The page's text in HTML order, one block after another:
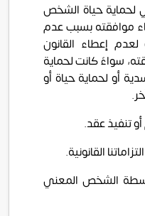
لحماية حياة الشخص
موافقته بسبب عدم
لعدم إعطاء القانون
سواءً كانت لحماية
أو لحماية حياة أو
أو تنفيذ عقد.
القانونية.
الشخص المعني